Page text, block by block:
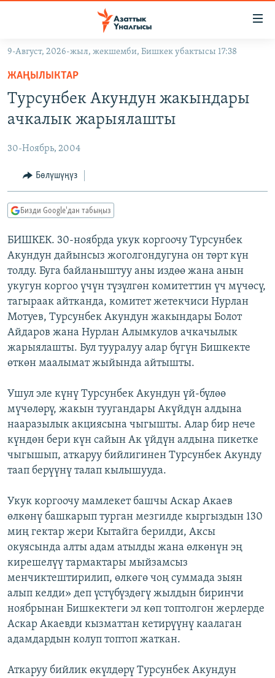
Навигацияга
өтүңүз
Издөөгө
салыңыз
КЫРГЫЗСТАН
КЫРГЫЗСТАН
ЭКОНОМИКА
МАДАНИЯТ
ДҮЙНӨ
БОРБОР АЗИЯ
АТАЙЫН ИЛИКТӨӨ
ТВ ПРОГРАММАЛАР
ЭКСПЕРТТЕР ТАЛДАЙТ
БИЗ ЖАНА ДҮЙНӨ
ДАНИСТЕ
ЭЖЕ-СИҢДИЛЕР
АЗАТТЫК+
ЫҢГАЙСЫЗ СУРООЛОР
ӨЗГӨЧӨ ПИКИР
Русский
ОНЛАЙН ШЕРИНЕ
ЭЕ/АРнун бардык сайттары
9-Август, 2026-жыл, жекшемби, Бишкек убактысы 17:38
ЖАҢЫЛЫКТАР
Турсунбек Акундун жакындары
ачкалык жарыялашты
30-Ноябрь, 2004
Бөлүшүңүз
Бизди Google'дан табыңыз
БИШКЕК. 30-ноябрда укук коргоочу Турсунбек
Акундун дайынсыз жоголгондугуна он төрт күн
толду. Буга байланыштуу аны издөө жана анын
укугун коргоо үчүн түзүлгөн комитеттин үч мүчөсү,
тагыраак айтканда, комитет жетекчиси Нурлан
Мотуев, Турсунбек Акундун жакындары Болот
Айдаров жана Нурлан Алымкулов ачкачылык
жарыялашты. Бул тууралуу алар бүгүн Бишкекте
өткөн маалымат жыйында айтышты.
Ушул эле күнү Турсунбек Акундун үй-бүлөө
мүчөлөрү, жакын туугандары Акүйдүн алдына
нааразылык акциясына чыгышты. Алар бир нече
күндөн бери күн сайын Ак үйдүн алдына пикетке
чыгышып, аткаруу бийлигинен Турсунбек Акунду
таап берүүнү талап кылышууда.
Укук коргоочу мамлекет башчы Аскар Акаев
өлкөнү башкарып турган мезгилде кыргыздын 130
миң гектар жери Кытайга берилди, Аксы
окуясында алты адам атылды жана өлкөнүн эң
кирешелүү тармактары мыйзамсыз
менчиктештирилип, өлкөгө чоң суммада зыян
алып келди» деп үстүбүздөгү жылдын биринчи
ноябрынан Бишкектеги эл көп топтолгон жерлерде
Аскар Акаевди кызматтан кетирүүнү каалаган
адамдардын колуп топтоп жаткан.
Аткаруу бийлик өкүлдөрү Турсунбек Акундун